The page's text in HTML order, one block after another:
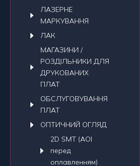
ЛАЗЕРНЕ
МАРКУВАННЯ
ЛАК
МАГАЗИНИ /
РОЗДІЛЬНИКИ ДЛЯ
ДРУКОВАНИХ
ПЛАТ
ОБСЛУГОВУВАННЯ
ПЛАТ
ОПТИЧНИЙ ОГЛЯД
2D SMT (AOI
перед
оплавленням)